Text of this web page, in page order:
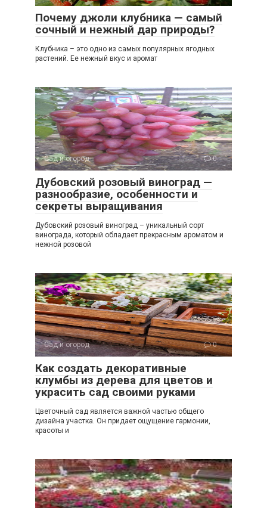
Почему джоли клубника — самый
сочный и нежный дар природы?
Клубника – это одно из самых популярных ягодных
растений. Ее нежный вкус и аромат
Сад и огород 0
Дубовский розовый виноград —
разнообразие, особенности и
секреты выращивания
Дубовский розовый виноград – уникальный сорт
винограда, который обладает прекрасным ароматом и
нежной розовой
Сад и огород 0
Как создать декоративные
клумбы из дерева для цветов и
украсить сад своими руками
Цветочный сад является важной частью общего
дизайна участка. Он придает ощущение гармонии,
красоты и